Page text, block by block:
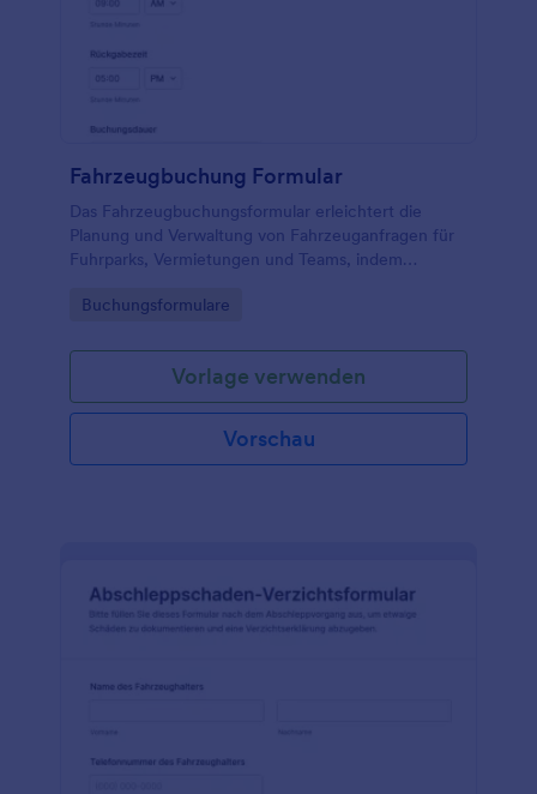
Fahrzeugbuchung Formular
Das Fahrzeugbuchungsformular erleichtert die
Planung und Verwaltung von Fahrzeuganfragen für
Fuhrparks, Vermietungen und Teams, indem
Jotform zentral gebündelt werden.
Go to Category:
Buchungsformulare
Vorlage verwenden
Vorschau